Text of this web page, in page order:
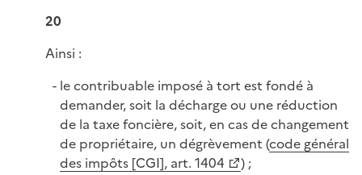
20
Ainsi :
le contribuable imposé à tort est fondé à
demander, soit la décharge ou une réduction
de la taxe foncière, soit, en cas de changement
de propriétaire, un dégrèvement (code général
des impôts [CGI], art. 1404
) ;